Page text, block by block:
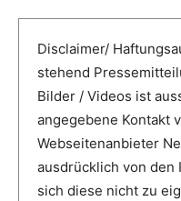
Disclaimer/
stehend
Bilder / Videos ist
angegebene Kontakt
Webseitenanbieter
ausdrücklich von den
sich diese nicht zu